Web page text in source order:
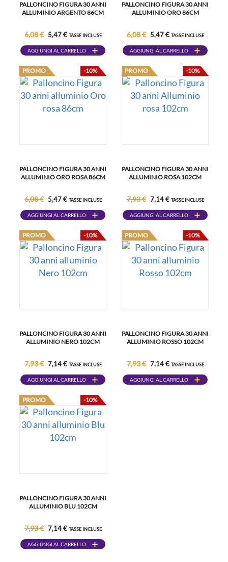
PALLONCINO FIGURA 30 ANNI
ALLUMINIO ARGENTO 86CM
6,08 € 5,47 € TASSE INCLUSE
AGGIUNGI AL CARRELLO
PALLONCINO FIGURA 30 ANNI
ALLUMINIO ORO 86CM
6,08 € 5,47 € TASSE INCLUSE
AGGIUNGI AL CARRELLO
PROMO -10%
PALLONCINO FIGURA 30 ANNI
ALLUMINIO ORO ROSA 86CM
6,08 € 5,47 € TASSE INCLUSE
AGGIUNGI AL CARRELLO
PROMO -10%
PALLONCINO FIGURA 30 ANNI
ALLUMINIO ROSA 102CM
7,93 € 7,14 € TASSE INCLUSE
AGGIUNGI AL CARRELLO
PROMO -10%
PALLONCINO FIGURA 30 ANNI
ALLUMINIO NERO 102CM
7,93 € 7,14 € TASSE INCLUSE
AGGIUNGI AL CARRELLO
PROMO -10%
PALLONCINO FIGURA 30 ANNI
ALLUMINIO ROSSO 102CM
7,93 € 7,14 € TASSE INCLUSE
AGGIUNGI AL CARRELLO
PROMO -10%
PALLONCINO FIGURA 30 ANNI
ALLUMINIO BLU 102CM
7,93 € 7,14 € TASSE INCLUSE
AGGIUNGI AL CARRELLO